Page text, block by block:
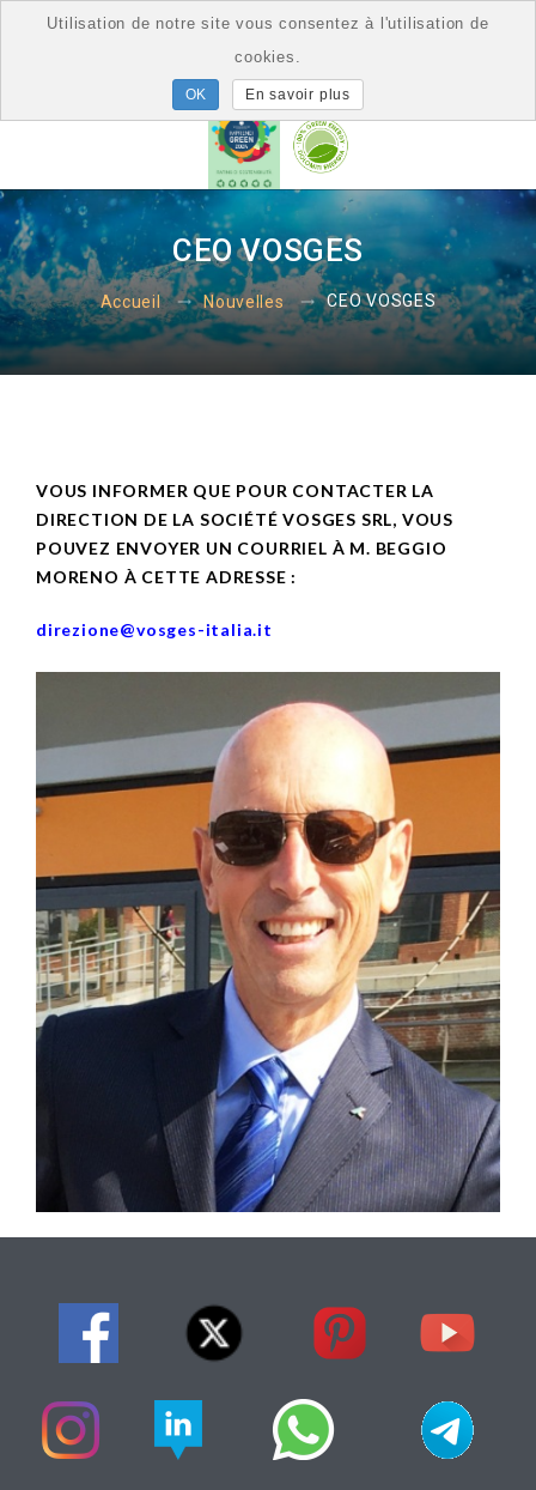
CEO VOSGES
Accueil Nouvelles CEO VOSGES
VOUS INFORMER QUE POUR CONTACTER LA
DIRECTION DE LA SOCIÉTÉ VOSGES SRL, VOUS
POUVEZ ENVOYER UN COURRIEL À M. BEGGIO
MORENO À CETTE ADRESSE :
direzione@vosges-italia.it
Utilisation de notre site vous consentez à l'utilisation de
cookies.
En savoir plus